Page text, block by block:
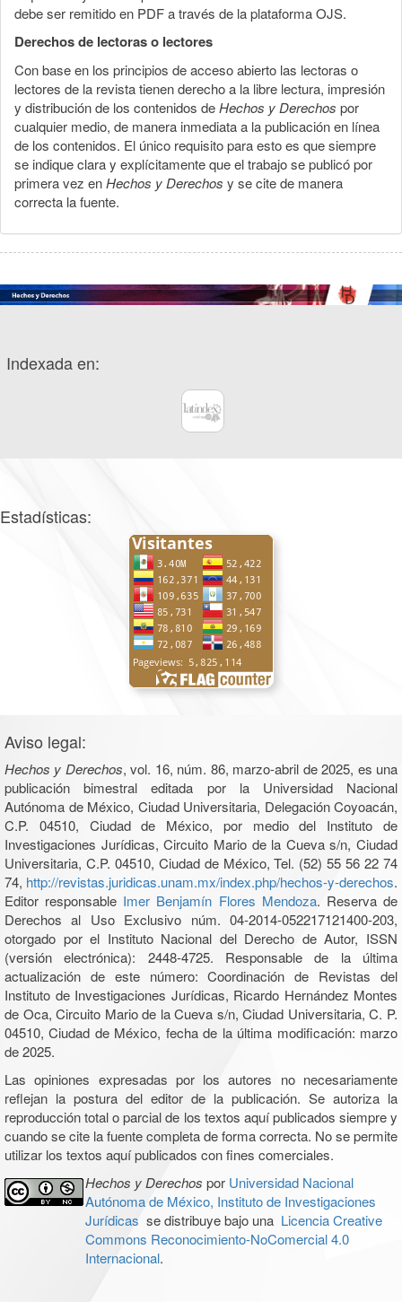
debe ser remitido en PDF a través de la plataforma OJS.
Derechos de lectoras o lectores
Con base en los principios de acceso abierto las lectoras o
lectores de la revista tienen derecho a la libre lectura, impresión
y distribución de los contenidos deHechos y Derechos por
cualquier medio, de manera inmediata a la publicación en línea
de los contenidos. El único requisito para esto es que siempre
se indique clara y explícitamente que el trabajo se publicó por
primera vez enHechos y Derechos y se cite de manera
correcta la fuente.
Indexada en:
Estadísticas:
Aviso legal:
Hechos y Derechos, vol. 16, núm. 86, marzo-abril de 2025, es una
publicación bimestral editada por la Universidad Nacional
Autónoma de México, Ciudad Universitaria, Delegación Coyoacán,
C.P. 04510, Ciudad de México, por medio del Instituto de
Investigaciones Jurídicas, Circuito Mario de la Cueva s/n, Ciudad
Universitaria, C.P. 04510, Ciudad de México, Tel. (52) 55 56 22 74
74, http://revistas.juridicas.unam.mx/index.php/hechos-y-derechos.
Editor responsable Imer Benjamín Flores Mendoza. Reserva de
Derechos al Uso Exclusivo núm. 04-2014-052217121400-203,
otorgado por el Instituto Nacional del Derecho de Autor, ISSN
(versión electrónica): 2448-4725. Responsable de la última
actualización de este número: Coordinación de Revistas del
Instituto de Investigaciones Jurídicas, Ricardo Hernández Montes
de Oca, Circuito Mario de la Cueva s/n, Ciudad Universitaria, C. P.
04510, Ciudad de México, fecha de la última modificación: marzo
de 2025.
Las opiniones expresadas por los autores no necesariamente
reflejan la postura del editor de la publicación. Se autoriza la
reproducción total o parcial de los textos aquí publicados siempre y
cuando se cite la fuente completa de forma correcta. No se permite
utilizar los textos aquí publicados con fines comerciales.
Hechos y Derechos por Universidad Nacional
Autónoma de México, Instituto de Investigaciones
Jurídicas se distribuye bajo una Licencia Creative
Commons Reconocimiento-NoComercial 4.0
Internacional.